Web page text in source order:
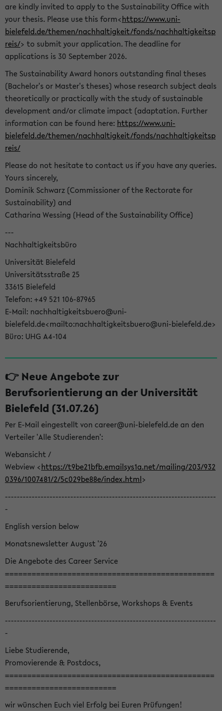
are kindly invited to apply to the Sustainability Office with
your thesis. Please use this form<https://www.uni-
bielefeld.de/themen/nachhaltigkeit/fonds/nachhaltigkeitsp
reis/> to submit your application. The deadline for
applications is 30 September 2026.
The Sustainability Award honors outstanding final theses
(Bachelor's or Master's theses) whose research subject deals
theoretically or practically with the study of sustainable
development and/or climate impact (adaptation. Further
information can be found here: https://www.uni-
bielefeld.de/themen/nachhaltigkeit/fonds/nachhaltigkeitsp
reis/
Please do not hesitate to contact us if you have any queries.
Yours sincerely,
Dominik Schwarz (Commissioner of the Rectorate for
Sustainability) and
Catharina Wessing (Head of the Sustainability Office)
---
Nachhaltigkeitsbüro
Universität Bielefeld
Universitätsstraße 25
33615 Bielefeld
Telefon: +49 521 106-87965
E-Mail: nachhaltigkeitsbuero@uni-
bielefeld.de<mailto:nachhaltigkeitsbuero@uni-bielefeld.de>
Büro: UHG A4-104
👉 Neue Angebote zur
Berufsorientierung an der Universität
Bielefeld (31.07.26)
Per E-Mail eingestellt von career@uni-bielefeld.de an den
Verteiler 'Alle Studierenden':
Webansicht /
Webview <https://t9be21bfb.emailsys1a.net/mailing/203/932
0396/1007481/2/5c029be88e/index.html>
-----------------------------------------------------------------------
-
English version below
Monatsnewsletter August '26
Die Angebote des Career Service
===============================================
=========================
Berufsorientierung, Stellenbörse, Workshops & Events
-----------------------------------------------------------------------
-
Liebe Studierende,
Promovierende & Postdocs,
===============================================
=========================
wir wünschen Euch viel Erfolg bei Euren Prüfungen!